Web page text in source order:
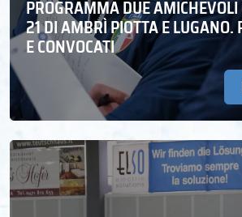
PROGRAMMA DUE AMICHEVOLI
21 DI AMBRÌ PIOTTA E
E CONVOCATI